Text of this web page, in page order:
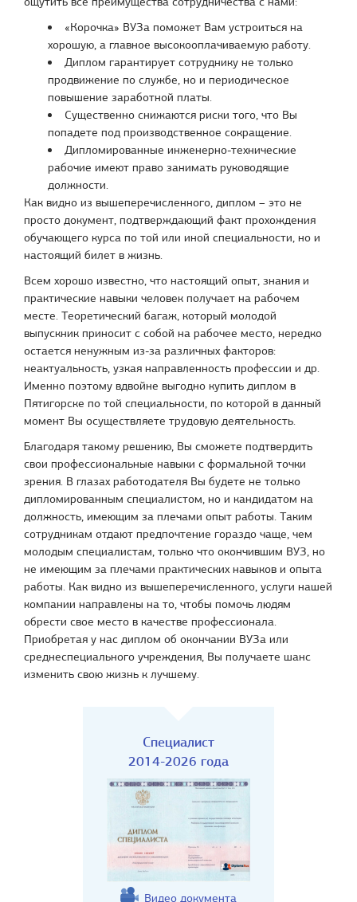
«Корочка» ВУЗа поможет Вам устроиться на
хорошую, а главное высокооплачиваемую работу.
Диплом гарантирует сотруднику не только
продвижение по службе, но и периодическое
повышение заработной платы.
Существенно снижаются риски того, что Вы
попадете под производственное сокращение.
Дипломированные инженерно-технические
рабочие имеют право занимать руководящие
должности.
Как видно из вышеперечисленного, диплом – это не
просто документ, подтверждающий факт прохождения
обучающего курса по той или иной специальности, но и
настоящий билет в жизнь.
Всем хорошо известно, что настоящий опыт, знания и
практические навыки человек получает на рабочем
месте. Теоретический багаж, который молодой
выпускник приносит с собой на рабочее место, нередко
остается ненужным из-за различных факторов:
неактуальность, узкая направленность профессии и др.
Именно поэтому вдвойне выгодно купить диплом в
Пятигорске по той специальности, по которой в данный
момент Вы осуществляете трудовую деятельность.
Благодаря такому решению, Вы сможете подтвердить
свои профессиональные навыки с формальной точки
зрения. В глазах работодателя Вы будете не только
дипломированным специалистом, но и кандидатом на
должность, имеющим за плечами опыт работы. Таким
сотрудникам отдают предпочтение гораздо чаще, чем
молодым специалистам, только что окончившим ВУЗ, но
не имеющим за плечами практических навыков и опыта
работы. Как видно из вышеперечисленного, услуги нашей
компании направлены на то, чтобы помочь людям
обрести свое место в качестве профессионала.
Приобретая у нас диплом об окончании ВУЗа или
среднеспециального учреждения, Вы получаете шанс
изменить свою жизнь к лучшему.
Специалист
2014-2026 года
Видео документа